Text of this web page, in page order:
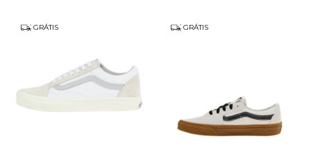
GRÁTIS GRÁTIS